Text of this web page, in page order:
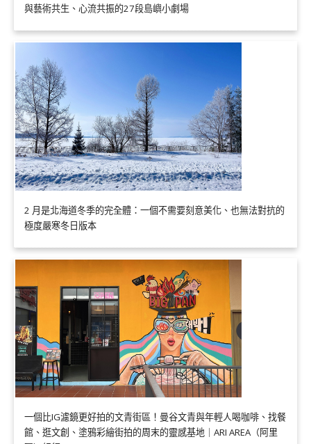
與藝術共生、心流共振的27段島嶼小劇場
2 月是北海道冬季的完全體：一個不需要刻意美化、也無法對抗的
極度嚴寒冬日版本
一個比IG濾鏡更好拍的文青街區！曼谷文青與年輕人喝咖啡、找餐
館、逛文創、塗鴉彩繪街拍的周末的靈感基地｜ARI AREA（阿里